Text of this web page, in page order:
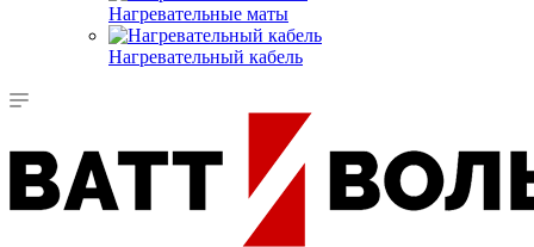
Нагревательные маты
Нагревательный кабель